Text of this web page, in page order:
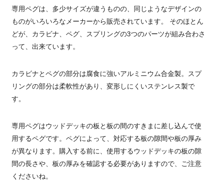
専用ペグは、多少サイズが違うものの、同じようなデザインの
ものがいろいろなメーカーから販売されています。 そのほとん
どが、カラビナ、ペグ、スプリングの3つのパーツが組み合わさ
って、出来ています。
カラビナとペグの部分は腐食に強いアルミニウム合金製。スプ
リングの部分は柔軟性があり、変形しにくいステンレス製で
す。
専用ペグはウッドデッキの板と板の間のすきまに差し込んで使
用するペグです。ペグによって、対応する板の隙間や板の厚み
が異なります。 購入する前に、使用するウッドデッキの板の隙
間の長さや、板の厚みを確認する必要がありますので、ご注意
くださいね。